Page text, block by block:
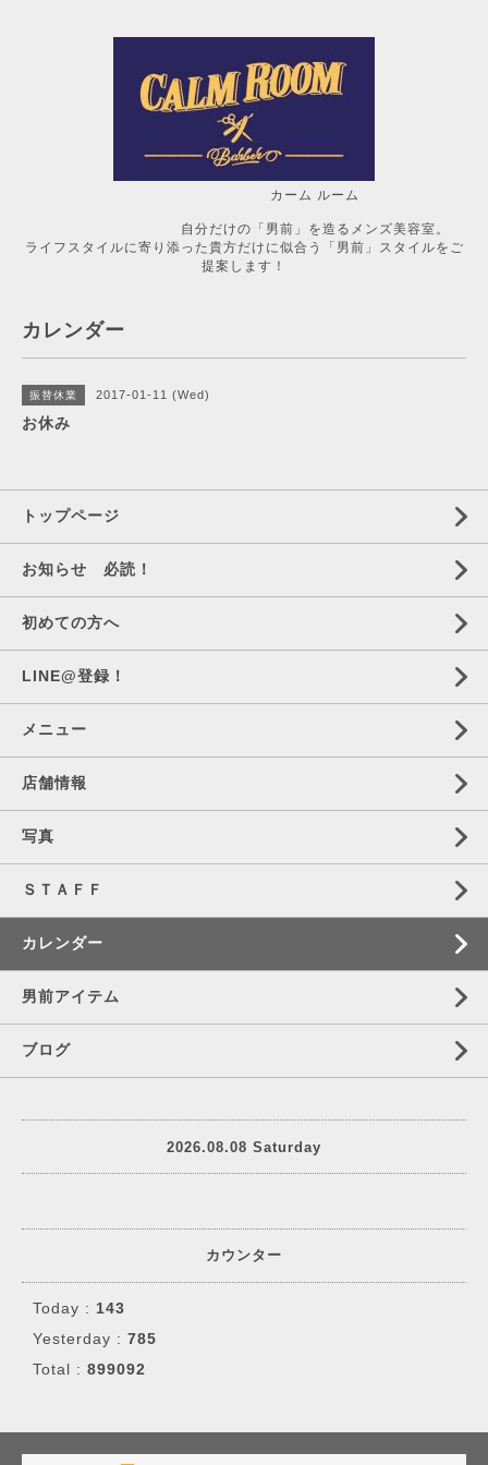
カーム ルーム
自分だけの「男前」を造るメンズ美容室。
ライフスタイルに寄り添った貴方だけに似合う「男前」スタイルをご
提案します！
カレンダー
振替休業 2017-01-11 (Wed)
お休み
トップページ
お知らせ 必読！
初めての方へ
LINE@登録！
メニュー
店舗情報
写真
ＳＴＡＦＦ
カレンダー
男前アイテム
ブログ
2026.08.08 Saturday
カウンター
Today : 143
Yesterday : 785
Total : 899092